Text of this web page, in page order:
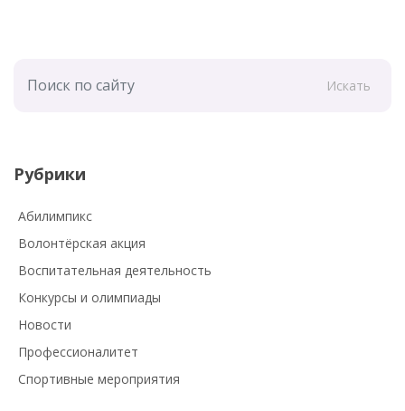
Искать
Рубрики
Абилимпикс
Волонтёрская акция
Воспитательная деятельность
Конкурсы и олимпиады
Новости
Профессионалитет
Спортивные мероприятия